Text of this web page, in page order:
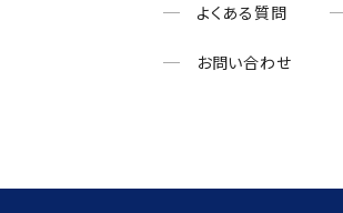
よくある質問
お問い合わせ